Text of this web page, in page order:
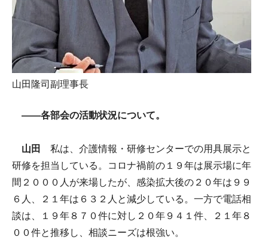
山田隆司副理事長
――各部会の活動状況について。
山田
私は、介護情報・研修センターでの用具展示と
研修を担当している。コロナ禍前の１９年は展示場に年
間２０００人が来場したが、感染拡大後の２０年は９９
６人、２１年は６３２人と減少している。一方で電話相
談は、１９年８７０件に対し２０年９４１件、２１年８
００件と推移し、相談ニーズは根強い。